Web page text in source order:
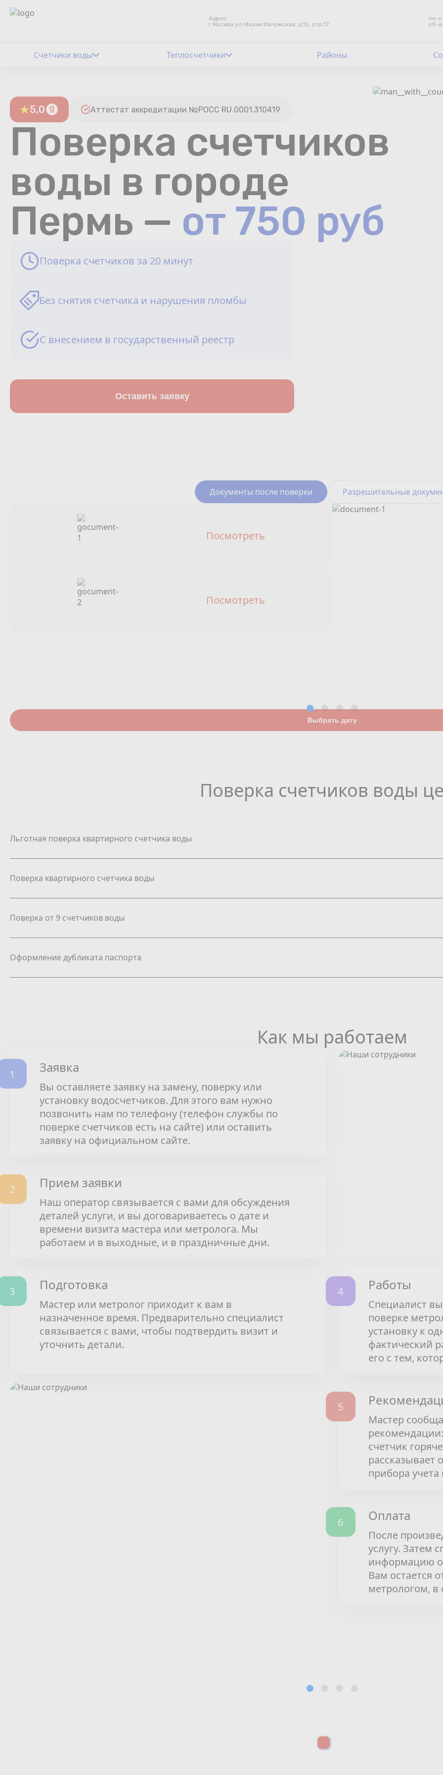
Адрес:
г.Москва ул.Малая Калужская, д.15, стр.17
пн-
сб-
Контакты
Районы
Аршин
Вопрос-ответ
Сотрудничество
Счетчики воды Теплосчетчики Районы
5,0 Аттестат аккредитации №РОСС RU.0001.310419
Поверка счетчиков
воды в городе
Пермь — от 750 руб
Поверка счетчиков за 20 минут
Без снятия счетчика и нарушения пломбы
С внесением в государственный реестр
Оставить заявку
Документы после поверки Разрешительные
Посмотреть
Посмотреть
Выбрать дату
Поверка счетчиков воды
Льготная поверка квартирного счетчика воды
Поверка квартирного счетчика воды
Поверка от 9 счетчиков воды
Оформление дубликата паспорта
Как мы работаем
Заявка
Вы оставляете заявку на замену, поверку или
установку водосчетчиков. Для этого вам нужно
позвонить нам по телефону (телефон службы по
поверке счетчиков есть на сайте) или оставить
заявку на официальном сайте.
Прием заявки
Наш оператор связывается с вами для обсуждения
деталей услуги, и вы договариваетесь о дате и
времени визита мастера или метролога. Мы
работаем и в выходные, и в праздничные дни.
Подготовка
Мастер или метролог приходит к вам в
назначенное время. Предварительно специалист
связывается с вами, чтобы подтвердить визит и
уточнить детали.
Работы
Специалист
поверке
установку к
фактический
его с тем,
Мастер
счетчик
рассказывает
прибора учета
Оплата
После
услугу. Затем
информацию о
Вам остается
метрологом,